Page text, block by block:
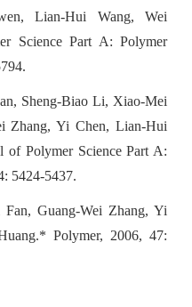
Lian-Hui Wang, Wei
Science Part A: Polymer
Sheng-Biao Li, Xiao-Mei
Zhang, Yi Chen, Lian-Hui
of Polymer Science Part A:
5424-5437.
Guang-Wei Zhang, Yi
Polymer, 2006, 47: